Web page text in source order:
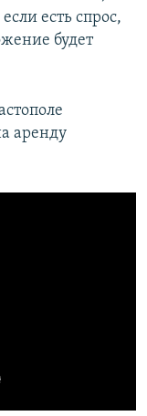
есть спрос,
будет
аренду